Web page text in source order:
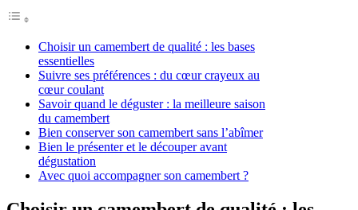
Choisir un camembert de qualité : les bases
essentielles
Suivre ses préférences : du cœur crayeux au
cœur coulant
Savoir quand le déguster : la meilleure saison
du camembert
Bien conserver son camembert sans l’abîmer
Bien le présenter et le découper avant
dégustation
Avec quoi accompagner son camembert ?